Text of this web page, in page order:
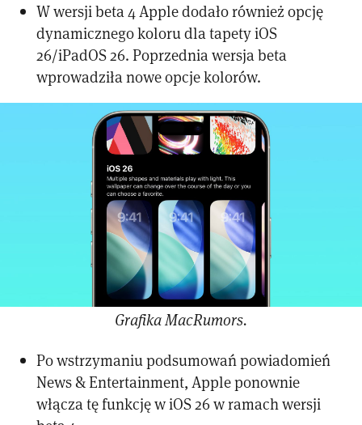
W wersji beta 4 Apple dodało również opcję
dynamicznego koloru dla tapety iOS
26/iPadOS 26. Poprzednia wersja beta
wprowadziła nowe opcje kolorów.
Grafika MacRumors.
Po wstrzymaniu podsumowań powiadomień
News & Entertainment, Apple ponownie
włącza tę funkcję w iOS 26 w ramach wersji